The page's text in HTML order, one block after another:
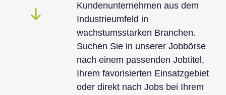
Kundenunternehmen aus dem
Industrieumfeld in
wachstumsstarken Branchen.
Suchen Sie in unserer Jobbörse
nach einem passenden Jobtitel,
Ihrem favorisierten Einsatzgebiet
oder direkt nach Jobs bei Ihrem